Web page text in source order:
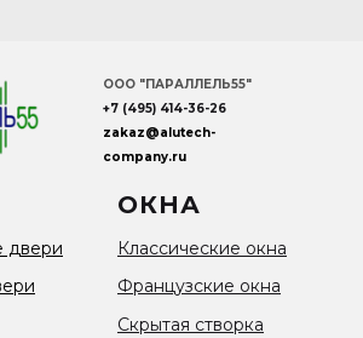
ООО "ПАРАЛЛЕЛЬ55"
+7 (495) 414-36-26
zakaz@alutech-
company.ru
ОКНА
Классические окна
Французские окна
Скрытая створка
двери